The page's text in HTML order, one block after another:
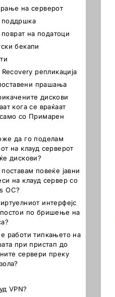
на серверот
на податоци
бекапи
репликација
прашања
дискови
кога се враќаат
со Примарен
да го поделам
на клауд серверот
дискови?
повеќе јавни
на клауд сервер со
ОС?
интерфејс
по бришење на
работи типкањето на
при пристап до
сервери преку
VPN?